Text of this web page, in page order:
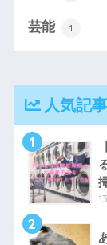
芸能 1
人気記事
1
2